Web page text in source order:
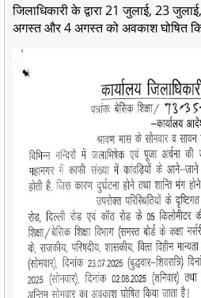
जिलाधिकारी के द्वारा 21 जुलाई, 23
अगस्त और 4 अगस्त को अवकाश घोषित